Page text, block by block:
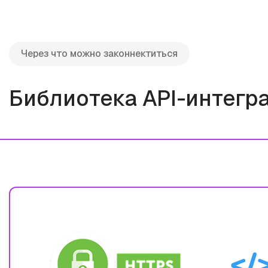
Через что можно законнектиться
Библиотека API-